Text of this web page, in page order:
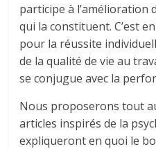
participe à l’amélioration
qui la constituent. C’est
pour la réussite
de la qualité de vie au
se conjugue avec la
Nous proposerons tout
articles inspirés de la
expliqueront en quoi le